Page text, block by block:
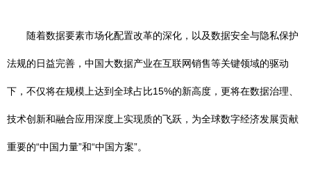
随着数据要素市场化配置改革的深化，以及数据安全与隐私保护
法规的日益完善，中国大数据产业在互联网销售等关键领域的驱动
下，不仅将在规模上达到全球占比15%的新高度，更将在数据治理、
技术创新和融合应用深度上实现质的飞跃，为全球数字经济发展贡献
重要的“中国力量”和“中国方案”。